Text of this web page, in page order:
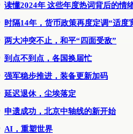
读懂2024年 这些年度热词背后的情
时隔14年，货币政策再度定调“适度
两大冲突不止，和平“四面受敌”
到点不到点，各国换届忙
强军稳步推进，装备更新加码
延迟退休，尘埃落定
申遗成功，北京中轴线的新开始
AI，重塑世界